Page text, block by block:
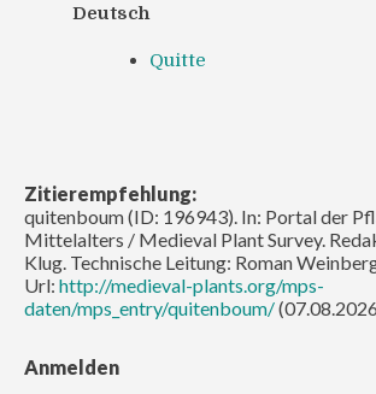
Deutsch
Quitte
Zitierempfehlung:
quitenboum (ID: 196943). In: Portal der
Mittelalters / Medieval Plant Survey.
Klug. Technische Leitung: Roman
Url: http://medieval-plants.org/mps-
daten/mps_entry/quitenboum/
Anmelden